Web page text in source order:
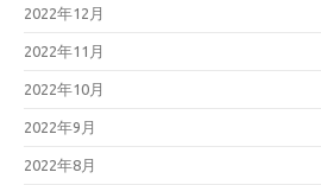
2022年12月
2022年11月
2022年10月
2022年9月
2022年8月